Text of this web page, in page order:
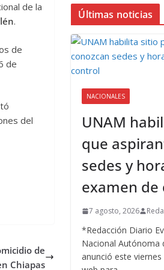
de la
.
de
de
del
de
Chiapas
Últimas noticias
NACIONALES
UNAM
que
sedes y
examen
7 agosto, 2026
*Redacción Diario
Nacional Autónoma
anunció este